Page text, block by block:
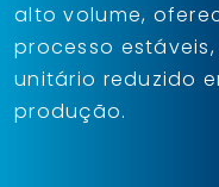
alto volume,
processo
unitário reduzido
produção.